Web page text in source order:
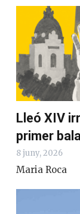
Lleó XIV
primer
8 juny, 2026
Maria Roca